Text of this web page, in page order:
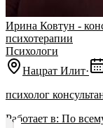
Ирина Ковтун -
психотерапии
Психологи
Нацрат Илит·
психолог
Работает в: По